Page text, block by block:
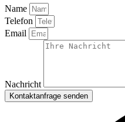
Name
Telefon
Email
Nachricht
Kontaktanfrage senden